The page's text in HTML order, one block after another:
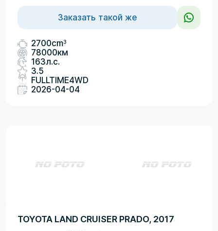
Заказать такой же
2700cm3
78000км
163л.с.
3.5
FULLTIME4WD
2026-04-04
TOYOTA LAND CRUISER PRADO, 2017